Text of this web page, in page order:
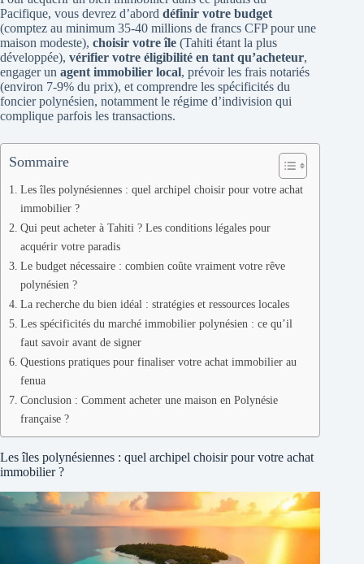
Pacifique, vous devrez d’abord définir votre budget
(comptez au minimum 35-40 millions de francs CFP pour une
maison modeste), choisir votre île (Tahiti étant la plus
développée), vérifier votre éligibilité en tant qu’acheteur,
engager un agent immobilier local, prévoir les frais notariés
(environ 7-9% du prix), et comprendre les spécificités du
foncier polynésien, notamment le régime d’indivision qui
complique parfois les transactions.
Sommaire
Les îles polynésiennes : quel archipel choisir pour votre achat
immobilier ?
Qui peut acheter à Tahiti ? Les conditions légales pour
acquérir votre paradis
Le budget nécessaire : combien coûte vraiment votre rêve
polynésien ?
La recherche du bien idéal : stratégies et ressources locales
Les spécificités du marché immobilier polynésien : ce qu’il
faut savoir avant de signer
Questions pratiques pour finaliser votre achat immobilier au
fenua
Conclusion : Comment acheter une maison en Polynésie
française ?
Les îles polynésiennes : quel archipel choisir pour votre achat
immobilier ?